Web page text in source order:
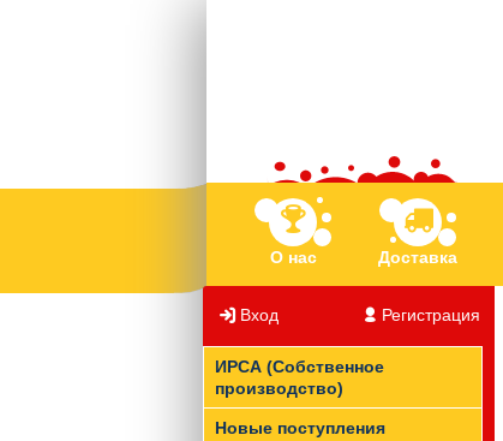
О нас Доставка
Вход Регистрация
ИРСА (Собственное
производство)
Новые поступления